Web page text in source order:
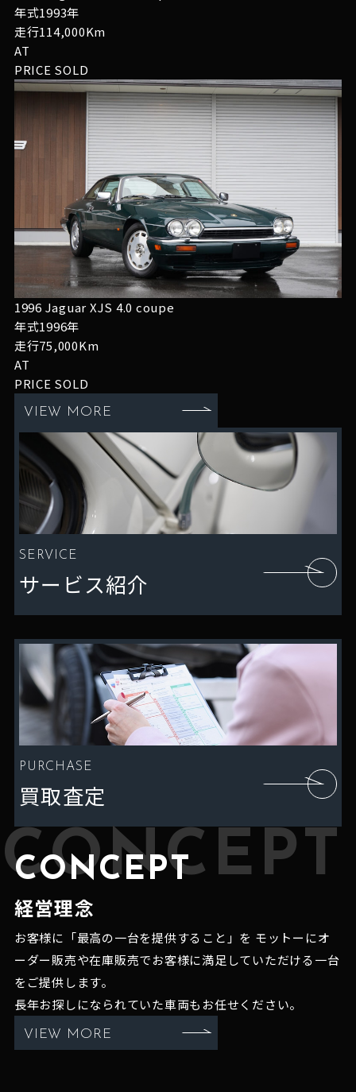
年式1993年
走行114,000Km
AT
PRICE SOLD
1996 Jaguar XJS 4.0 coupe
年式1996年
走行75,000Km
AT
PRICE SOLD
VIEW MORE
SERVICE
サービス紹介
PURCHASE
買取査定
CONCEPT
CONCEPT
経営理念
お客様に「最高の一台を提供すること」を モットーにオ
ーダー販売や在庫販売でお客様に満足していただける一台
をご提供します。
長年お探しになられていた車両もお任せください。
VIEW MORE